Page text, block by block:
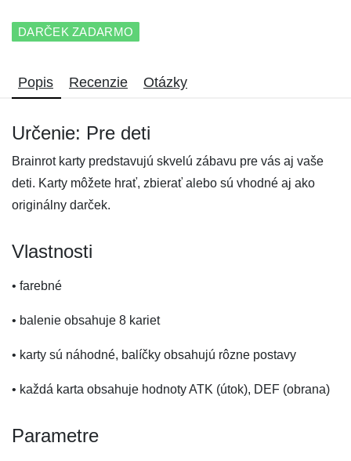
DARČEK ZADARMO
Popis Recenzie Otázky
Určenie: Pre deti
Brainrot karty predstavujú skvelú zábavu pre vás aj vaše
deti. Karty môžete hrať, zbierať alebo sú vhodné aj ako
originálny darček.
Vlastnosti
• farebné
• balenie obsahuje 8 kariet
• karty sú náhodné, balíčky obsahujú rôzne postavy
• každá karta obsahuje hodnoty ATK (útok), DEF (obrana)
Parametre